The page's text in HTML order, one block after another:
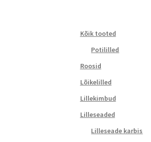
Kõik tooted
Potililled
Roosid
Lõikelilled
Lillekimbud
Lilleseaded
Lilleseade karbis